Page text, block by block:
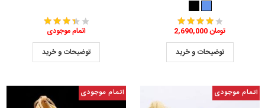
2,690,000 تومان
توضیحات و خرید
اتمام موجودی
توضیحات و خرید
اتمام موجودی اتمام موجودی